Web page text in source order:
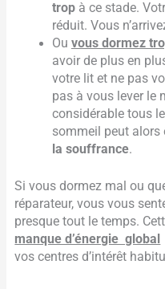
tropà ce stade.
réduit. Vous
Ou vous dormez
avoir de plus en
votre lit et ne pas
pas à vous lever le
considérable tous
sommeil peut alors
la souffrance.
Si vous dormez mal ou
réparateur, vous vous
presque tout le temps.
manque d’énergie global
vos centres d’intérêt